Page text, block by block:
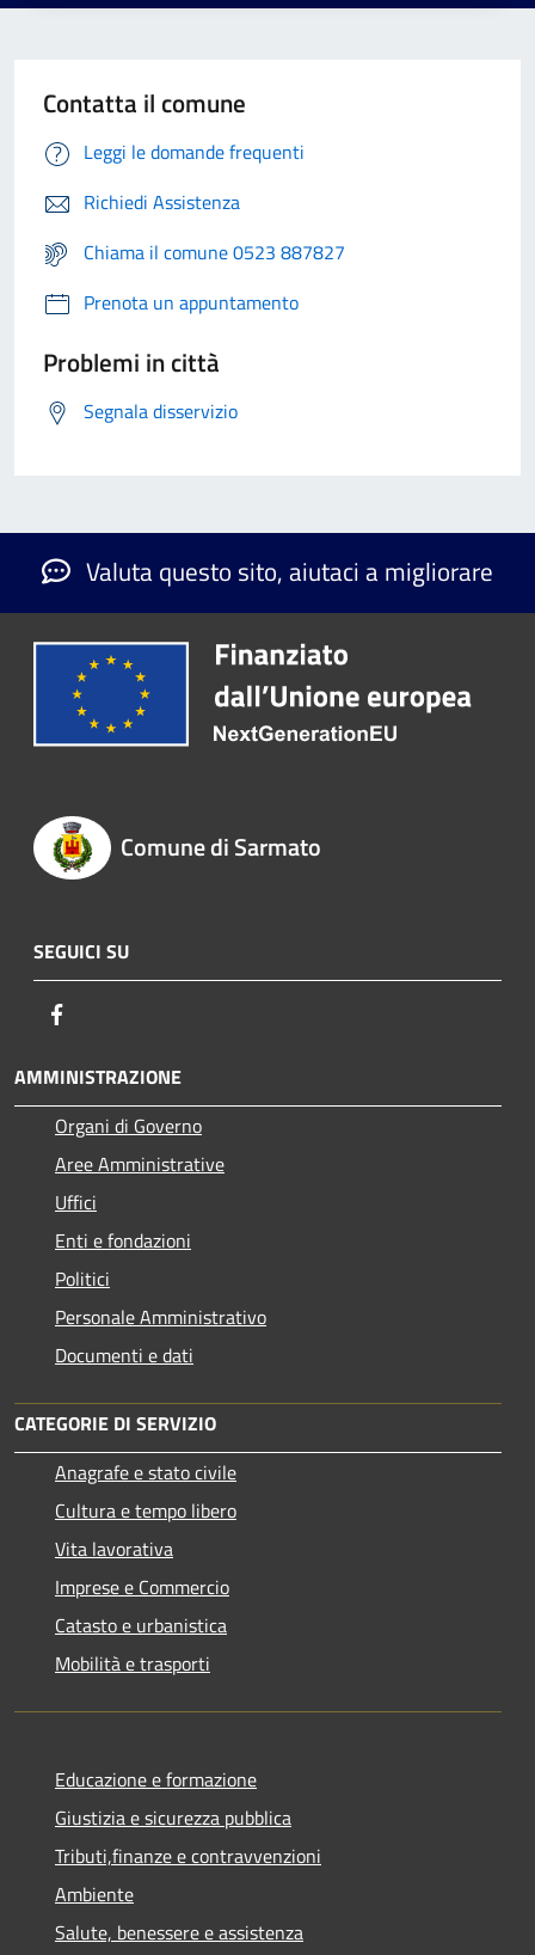
Contatta il comune
Leggi le domande frequenti
Richiedi Assistenza
Chiama il comune 0523 887827
Prenota un appuntamento
Problemi in città
Segnala disservizio
Valuta questo sito, aiutaci a migliorare
Comune di Sarmato
SEGUICI SU
AMMINISTRAZIONE
Organi di Governo
Aree Amministrative
Uffici
Enti e fondazioni
Politici
Personale Amministrativo
Documenti e dati
CATEGORIE DI SERVIZIO
Anagrafe e stato civile
Cultura e tempo libero
Vita lavorativa
Imprese e Commercio
Catasto e urbanistica
Mobilità e trasporti
Educazione e formazione
Giustizia e sicurezza pubblica
Tributi,finanze e contravvenzioni
Ambiente
Salute, benessere e assistenza